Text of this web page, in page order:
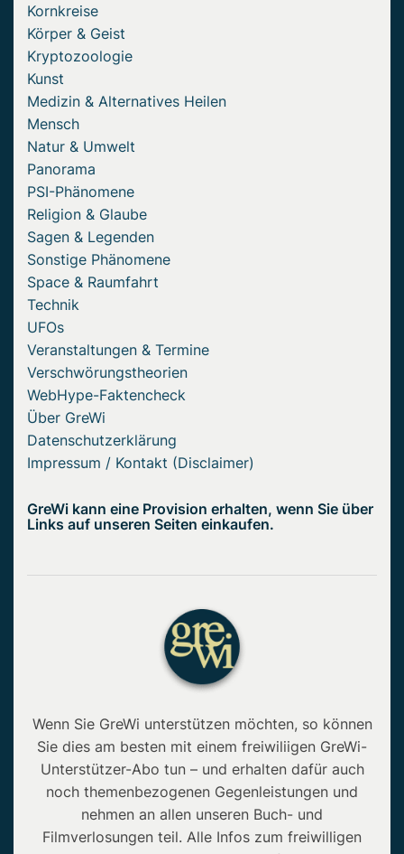
Kornkreise
Körper & Geist
Kryptozoologie
Kunst
Medizin & Alternatives Heilen
Mensch
Natur & Umwelt
Panorama
PSI-Phänomene
Religion & Glaube
Sagen & Legenden
Sonstige Phänomene
Space & Raumfahrt
Technik
UFOs
Veranstaltungen & Termine
Verschwörungstheorien
WebHype-Faktencheck
Über GreWi
Datenschutzerklärung
Impressum / Kontakt (Disclaimer)
GreWi kann eine Provision erhalten, wenn Sie über
Links auf unseren Seiten einkaufen.
Wenn Sie GreWi unterstützen möchten, so können
Sie dies am besten mit einem freiwiliigen GreWi-
Unterstützer-Abo tun – und erhalten dafür auch
noch themenbezogenen Gegenleistungen und
nehmen an allen unseren Buch- und
Filmverlosungen teil. Alle Infos zum freiwilligen